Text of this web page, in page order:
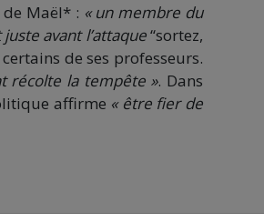
Maël* : « un membre du
avant l’attaque‘‘sortez,
de ses professeurs.
récolte la tempête ». Dans
affirme « être fier de